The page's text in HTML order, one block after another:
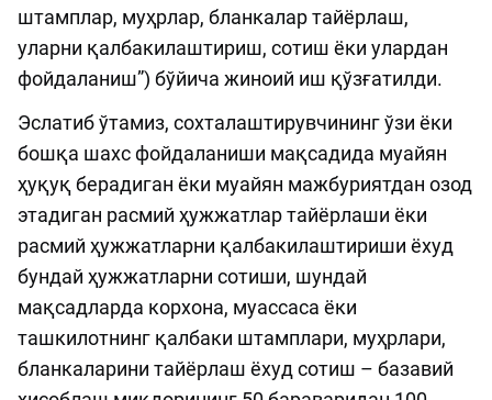
штамплар, муҳрлар, бланкалар тайёрлаш,
уларни қалбакилаштириш, сотиш ёки улардан
фойдаланиш”) бўйича жиноий иш қўзғатилди.
Эслатиб ўтамиз, сохталаштирувчининг ўзи ёки
бошқа шахс фойдаланиши мақсадида муайян
ҳуқуқ берадиган ёки муайян мажбуриятдан озод
этадиган расмий ҳужжатлар тайёрлаши ёки
расмий ҳужжатларни қалбакилаштириши ёхуд
бундай ҳужжатларни сотиши, шундай
мақсадларда корхона, муассаса ёки
ташкилотнинг қалбаки штамплари, муҳрлари,
бланкаларини тайёрлаш ёхуд сотиш – базавий